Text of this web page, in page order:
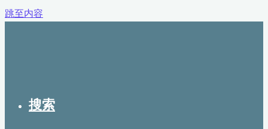
跳至内容
搜索